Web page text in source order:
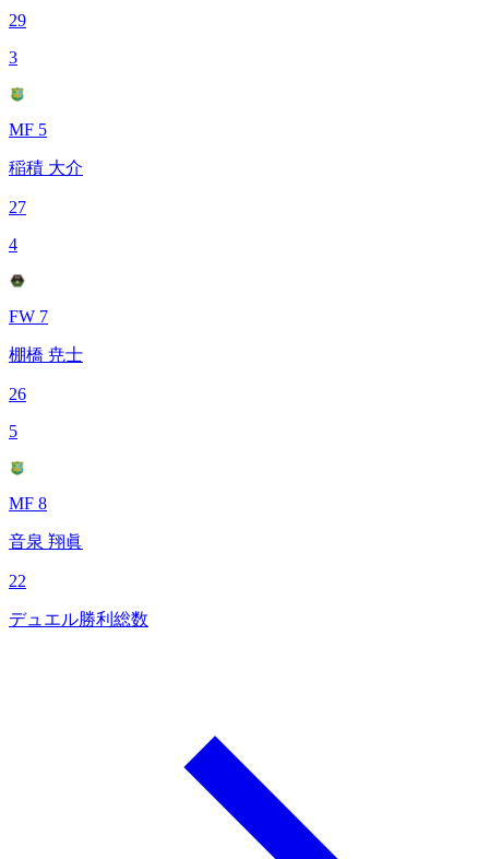
29
3
MF 5
稲積 大介
27
4
FW 7
棚橋 尭士
26
5
MF 8
音泉 翔眞
22
デュエル勝利総数